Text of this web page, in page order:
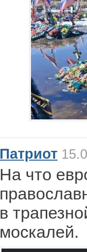
Патриот
На что
в
москалей.